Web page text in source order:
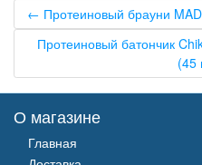
← Протеиновый брауни
Протеиновый батончик
(45
О магазине
Главная